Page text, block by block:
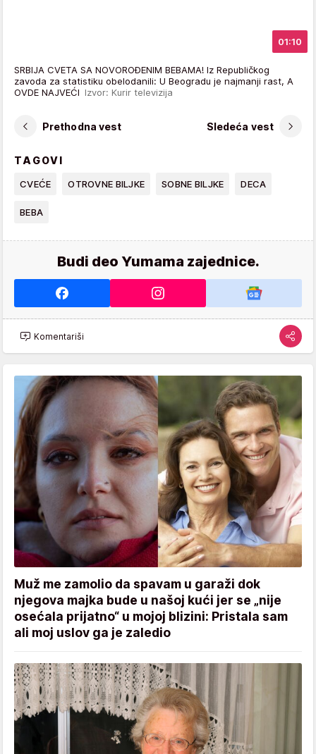
01:10
SRBIJA CVETA SA NOVOROĐENIM BEBAMA! Iz Republičkog
zavoda za statistiku obelodanili: U Beogradu je najmanji rast, A
OVDE NAJVEĆI Izvor: Kurir televizija
Prethodna vest Sledeća vest
TAGOVI
CVEĆE OTROVNE BILJKE SOBNE BILJKE DECA
BEBA
Budi deo Yumama zajednice.
Komentariši
Muž me zamolio da spavam u garaži dok
njegova majka bude u našoj kući jer se „nije
osećala prijatno“ u mojoj blizini: Pristala sam
ali moj uslov ga je zaledio